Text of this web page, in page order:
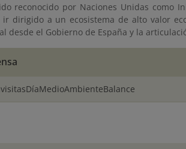
reconocido por Naciones Unidas como
ir dirigido a un ecosistema de alto valor
desde el Gobierno de España y la